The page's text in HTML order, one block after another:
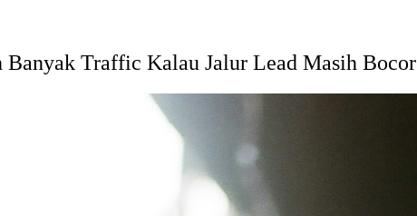
Traffic Kalau Jalur Lead Masih Bocor